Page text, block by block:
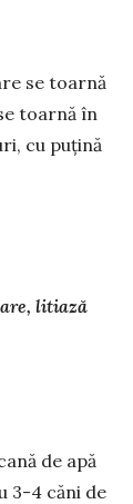
se toarnă
toarnă în
cu puțină
litiază
de apă
3-4 căni de